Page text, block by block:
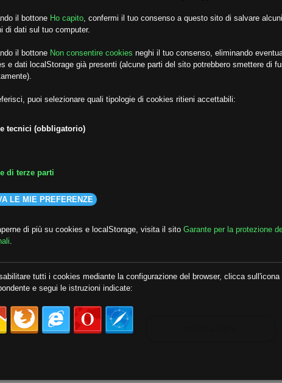
##audoizioni ##autonomia
il bottone Ho capito confermi il tuo consenso a questo sito di salvare
di dati sul tuo computer.
il bottone Non consentire cookies neghi il tuo consenso, eliminando
e dati localStorage già presenti (alcune parti del sito potrebbero smettere di
puoi selezionare quali tipologie di cookies ritieni accettabili:
tecnici (obbligatorio)
di terze parti
LE MIE PREFERENZE
di più su cookies e localStorage, visita il sito Garante per la protezione
tutti i cookies mediante la configurazione del browser, clicca sull'icona
e segui le istruzioni indicate: